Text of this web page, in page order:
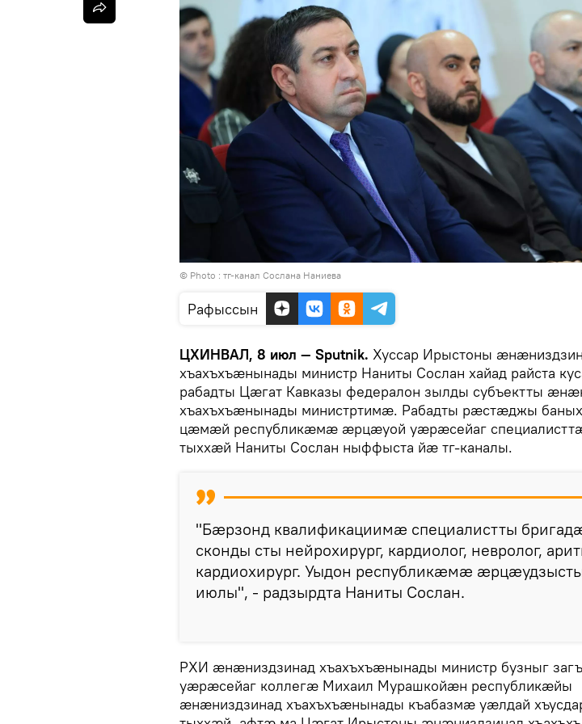
© Photo : тг-канал Сослана Наниева
Рафыссын
ЦХИНВАЛ, 8 июл — Sputnik. Хуссар Ирыстоны
хъахъхъæнынады министр Наниты Сослан хайад райста
рабадты Цæгат Кавказы федералон зылды субъектты
хъахъхъæнынады министртимæ. Рабадты рæстæджы
цæмæй республикæмæ æрцæуой уæрæсейаг
тыххæй Наниты Сослан ныффыста йæ тг-каналы.
"Бæрзонд квалификациимæ специалистты
сконды сты нейрохирург, кардиолог, невролог,
кардиохирург. Уыдон республикæмæ
июлы", - радзырдта Наниты Сослан.
РХИ æнæниздзинад хъахъхъæнынады министр бузныг
уæрæсейаг коллегæ Михаил Мурашкойæн республикæйы
æнæниздзинад хъахъхъæнынады къабазмæ уæлдай